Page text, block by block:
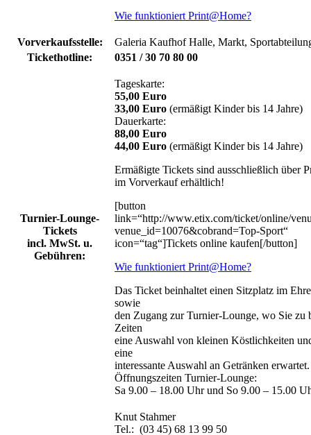
Wie funktioniert Print@Home?
Vorverkaufsstelle:
Galeria Kaufhof Halle, Markt,
Tickethotline:
0351 / 30 70 80 00
Turnier-Lounge-
Tickets
incl. MwSt. u.
Gebühren:
Tageskarte:
55,00 Euro
33,00 Euro (ermäßigt Kinder bis 14 Jahre)
Dauerkarte:
88,00 Euro
44,00 Euro (ermäßigt Kinder bis 14 Jahre)
Ermäßigte Tickets sind ausschließlich über
im Vorverkauf erhältlich!
[button
link=“http://www.etix.com/ticket/online/
venue_id=10076&cobrand=Top-Sport“
icon=“tag“]Tickets online kaufen[/button]
Wie funktioniert Print@Home?
Das Ticket beinhaltet einen Sitzplatz im
sowie
den Zugang zur Turnier-Lounge, wo Sie zu
Zeiten
eine Auswahl von kleinen Köstlichkeiten
eine
interessante Auswahl an Getränken erwartet.
Öffnungszeiten Turnier-Lounge:
Sa 9.00 – 18.00 Uhr und So 9.00 – 15.00
Knut Stahmer
Tel.: (03 45) 68 13 99 50